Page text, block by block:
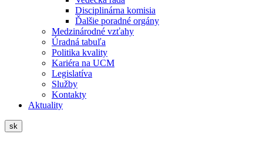
Disciplinárna komisia
Ďalšie poradné orgány
Medzinárodné vzťahy
Úradná tabuľa
Politika kvality
Kariéra na UCM
Legislatíva
Služby
Kontakty
Aktuality
sk